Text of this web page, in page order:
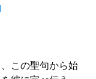
この聖句から始